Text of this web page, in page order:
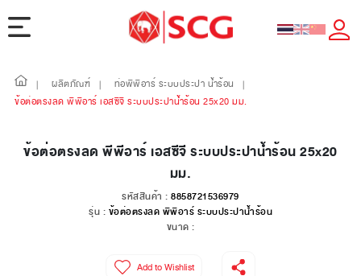
| ผลิตภัณฑ์ | ท่อพีพีอาร์ ระบบประปา น้ำร้อน
|
ข้อต่อตรงลด พีพีอาร์ เอสซีจี ระบบประปาน้ำร้อน 25x20 มม.
ข้อต่อตรงลด พีพีอาร์ เอสซีจี ระบบประปาน้ำร้อน 25x20
มม.
รหัสสินค้า : 8858721536979
รุ่น : ข้อต่อตรงลด พีพีอาร์ ระบบประปาน้ำร้อน
ขนาด :
Add to Wishlist